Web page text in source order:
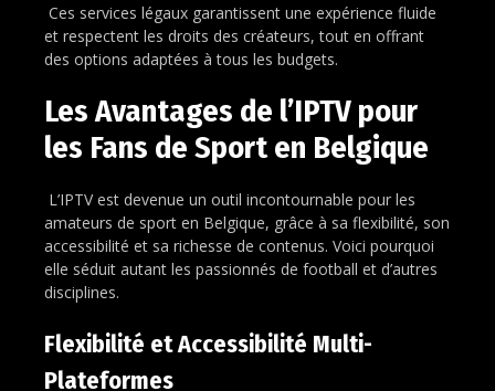
Ces services légaux garantissent une expérience fluide
et respectent les droits des créateurs, tout en offrant
des options adaptées à tous les budgets.
Les Avantages de l’IPTV pour
les Fans de Sport en Belgique
L’IPTV est devenue un outil incontournable pour les
amateurs de sport en Belgique, grâce à sa flexibilité, son
accessibilité et sa richesse de contenus. Voici pourquoi
elle séduit autant les passionnés de football et d’autres
disciplines.
Flexibilité et Accessibilité Multi-
Plateformes